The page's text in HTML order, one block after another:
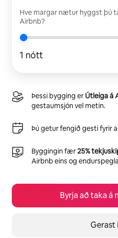
Hve margar nætur hyggst þú
Airbnb?
1 nótt
Þessi bygging er Útleiga á
gestaumsjón vel metin.
Þú getur fengið gesti fyrir
Byggingin fær25%
Airbnb eins og
Byrja að taka á
Gerast